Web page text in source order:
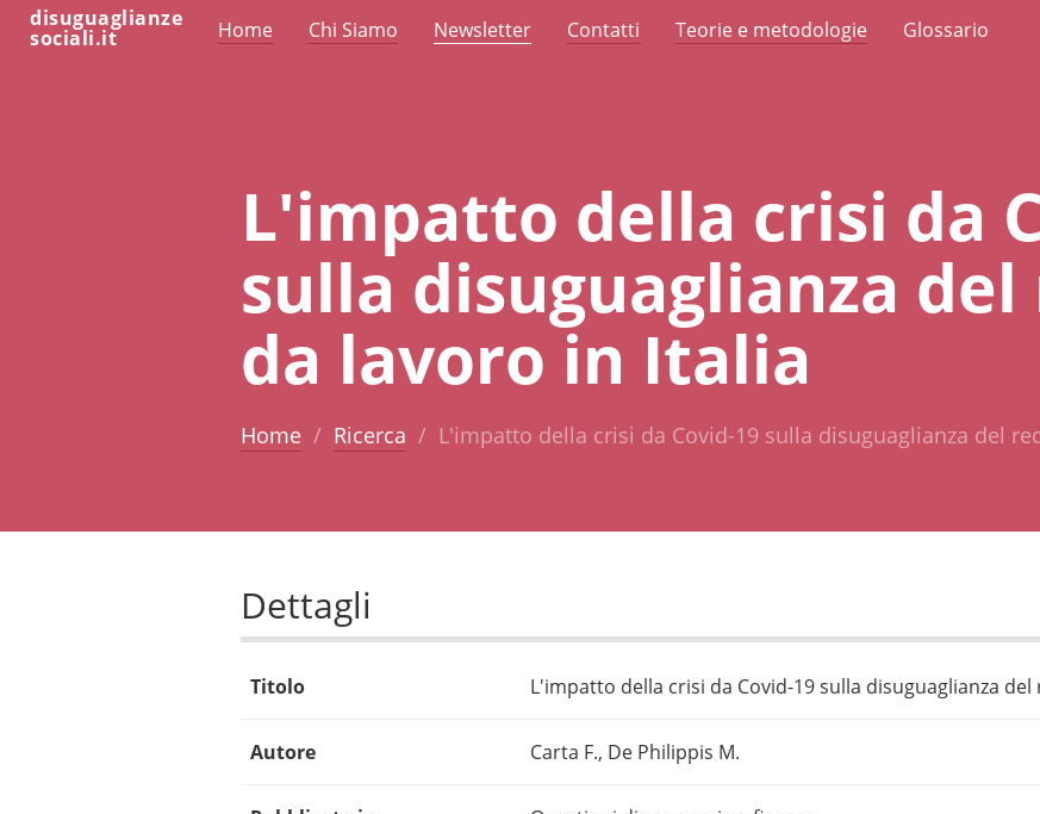
disuguaglianze
sociali.it Home Chi Siamo Newsletter Contatti Teorie e metodologie Glossario
L'impatto della crisi da
sulla disuguaglianza
da lavoro in Italia
Home Ricerca L'impatto della crisi da Covid-19 sulla disuguaglianza del
Dettagli
Titolo L'impatto della crisi da Covid-19 sulla disuguaglianza
Autore Carta F., De Philippis M.